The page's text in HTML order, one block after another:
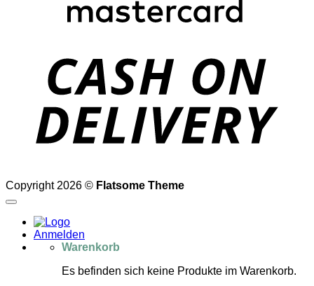
Copyright 2026 © Flatsome Theme
Anmelden
Warenkorb
Es befinden sich keine Produkte im Warenkorb.